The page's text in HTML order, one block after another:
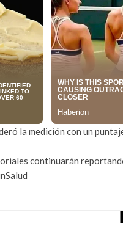
la medición con un
continuarán